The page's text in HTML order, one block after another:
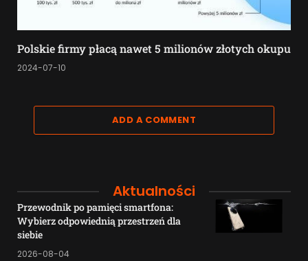
Polskie firmy płacą nawet 5 milionów złotych okupu
2024-07-10
ADD A COMMENT
Aktualności
Przewodnik po pamięci smartfona:
Wybierz odpowiednią przestrzeń dla
siebie
2026-08-04